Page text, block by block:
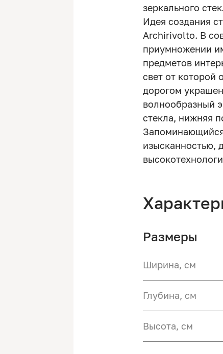
зеркального
Идея создания
Archirivolto. В
приумножении
предметов
свет от которой
дорогом
волнообразный
стекла, нижняя
изысканностью,
Размеры
Ширина, см
Глубина, см
Высота, см